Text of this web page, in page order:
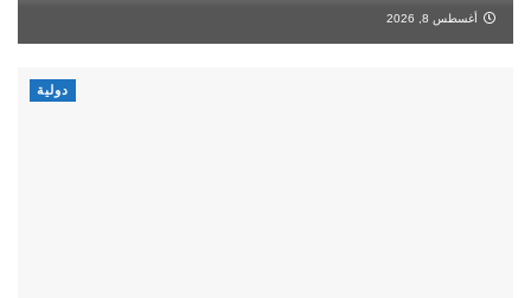
أغسطس 8, 2026
دولية